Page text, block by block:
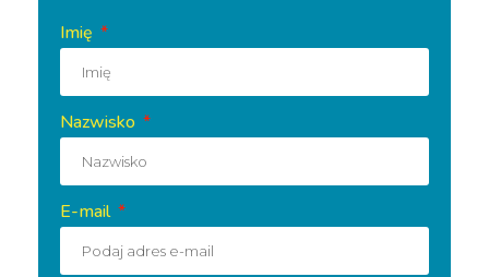
Imię
Nazwisko
E-mail